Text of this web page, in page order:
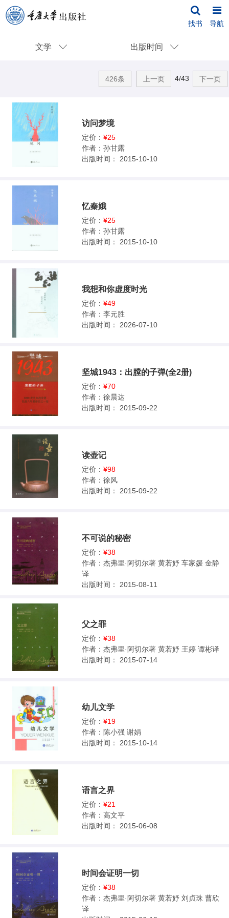
找书 导航
文学 出版时间
426条 上一页 4/43 下一页
访问梦境
定价： ¥25
作者： 孙甘露
出版时间：
2015-10-10
忆秦娥
定价： ¥25
作者： 孙甘露
出版时间：
2015-10-10
我想和你虚度时光
定价： ¥49
作者： 李元胜
出版时间：
2026-07-10
坚城1943：出膛的子弹(全2册)
定价： ¥70
作者： 徐晨达
出版时间：
2015-09-22
读壶记
定价： ¥98
作者： 徐风
出版时间：
2015-09-22
不可说的秘密
定价： ¥38
作者： 杰弗里·阿切尔著 黄若妤 车家媛 金静
译
出版时间：
2015-08-11
父之罪
定价： ¥38
作者： 杰弗里·阿切尔著 黄若妤 王婷 谭彬译
出版时间：
2015-07-14
幼儿文学
定价： ¥19
作者： 陈小强 谢娟
出版时间：
2015-10-14
语言之界
定价： ¥21
作者： 高文平
出版时间：
2015-06-08
时间会证明一切
定价： ¥38
作者： 杰弗里·阿切尔著 黄若妤 刘贞珠 曹欣
译